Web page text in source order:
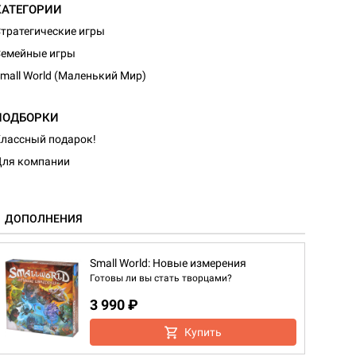
игры
игры
World (Маленький Мир)
подарок!
компании
ДОПОЛНЕНИЯ
Small World: Новые измерения
Готовы ли вы стать творцами?
3 990 ₽
Купить